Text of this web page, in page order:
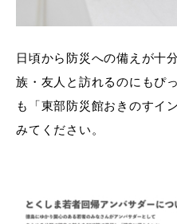
日頃から防災への備えが十
族・友人と訪れるのにもぴ
も「東部防災館おきのすイ
みてください。